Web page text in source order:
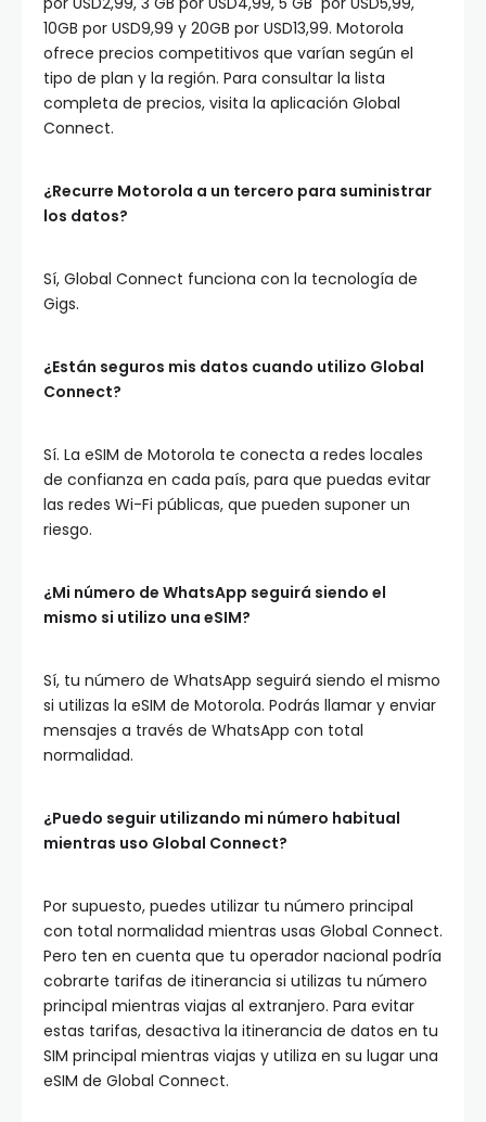
10GB por USD9,99 y 20GB por USD13,99. Motorola
ofrece precios competitivos que varían según el
tipo de plan y la región. Para consultar la lista
completa de precios, visita la aplicación Global
Connect.
¿Recurre Motorola a un tercero para suministrar
los datos?
Sí, Global Connect funciona con la tecnología de
Gigs.
¿Están seguros mis datos cuando utilizo Global
Connect?
Sí. La eSIM de Motorola te conecta a redes locales
de confianza en cada país, para que puedas evitar
las redes Wi-Fi públicas, que pueden suponer un
riesgo.
¿Mi número de WhatsApp seguirá siendo el
mismo si utilizo una eSIM?
Sí, tu número de WhatsApp seguirá siendo el mismo
si utilizas la eSIM de Motorola. Podrás llamar y enviar
mensajes a través de WhatsApp con total
normalidad.
¿Puedo seguir utilizando mi número habitual
mientras uso Global Connect?
Por supuesto, puedes utilizar tu número principal
con total normalidad mientras usas Global Connect.
Pero ten en cuenta que tu operador nacional podría
cobrarte tarifas de itinerancia si utilizas tu número
principal mientras viajas al extranjero. Para evitar
estas tarifas, desactiva la itinerancia de datos en tu
SIM principal mientras viajas y utiliza en su lugar una
eSIM de Global Connect.